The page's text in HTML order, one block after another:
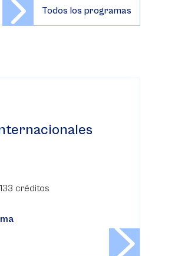
Todos los programas
créditos